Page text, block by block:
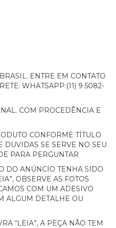
ENTRE EM CONTATO
WHATSAPP:(11) 9 5082-
COM PROCEDÊNCIA E
CONFORME TÍTULO
DUVIDAS SE SERVE NO SEU
PARA PERGUNTAR
DO ANÚNCIO TENHA SIDO
OBSERVE AS FOTOS
COM UM ADESIVO
ALGUM DETALHE OU
“LEIA”, A PEÇA NÃO TEM